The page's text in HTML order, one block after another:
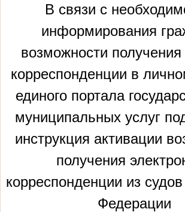
В связи с
информирования
возможности получения
корреспонденции в
единого портала
муниципальных услуг
инструкция активации
получения
корреспонденции из
Федерации